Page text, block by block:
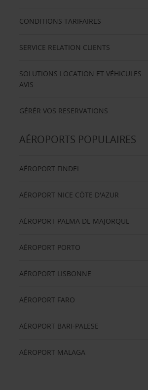
CONDITIONS TARIFAIRES
SERVICE RELATION CLIENTS
SOLUTIONS LOCATION ET VÉHICULES
AVIS
GÉRÉR VOS RESERVATIONS
AÉROPORTS POPULAIRES
AÉROPORT FINDEL
AÉROPORT NICE CÖTE D'AZUR
AÉROPORT PALMA DE MAJORQUE
AÉROPORT PORTO
AÉROPORT LISBONNE
AÉROPORT FARO
AÉROPORT BARI-PALESE
AÉROPORT MALAGA